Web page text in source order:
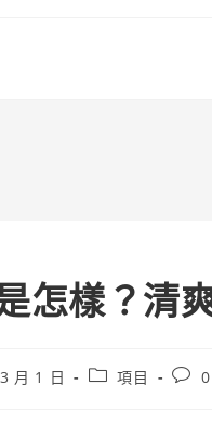
怎樣？清
月 1 日
Post項目
Post